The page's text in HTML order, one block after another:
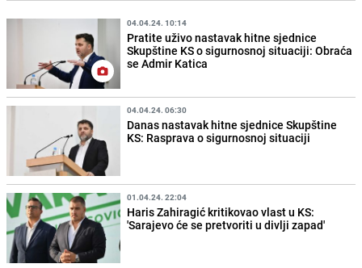
04.04.24. 10:14
Pratite uživo nastavak hitne sjednice
Skupštine KS o sigurnosnoj situaciji: Obraća
se Admir Katica
04.04.24. 06:30
Danas nastavak hitne sjednice Skupštine
KS: Rasprava o sigurnosnoj situaciji
01.04.24. 22:04
Haris Zahiragić kritikovao vlast u KS:
'Sarajevo će se pretvoriti u divlji zapad'